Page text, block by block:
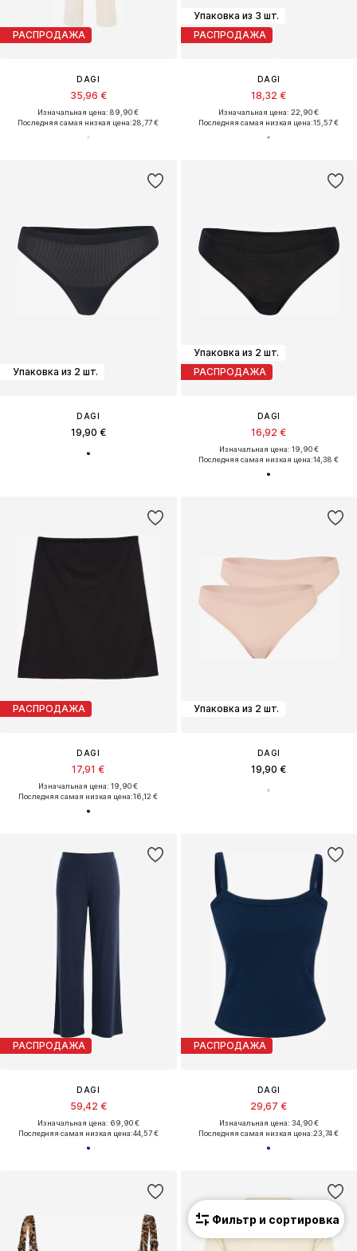
РАСПРОДАЖА
DAGI
35,96 €
Изначальная цена: 89,90 €
Последняя самая низкая цена:28,77 €
Упаковка из 3 шт.
РАСПРОДАЖА
DAGI
18,32 €
Изначальная цена: 22,90 €
Последняя самая низкая цена:15,57 €
Упаковка из 2 шт.
DAGI
19,90 €
Упаковка из 2 шт.
РАСПРОДАЖА
DAGI
16,92 €
Изначальная цена: 19,90 €
Последняя самая низкая цена:14,38 €
РАСПРОДАЖА
DAGI
17,91 €
Изначальная цена: 19,90 €
Последняя самая низкая цена:16,12 €
Упаковка из 2 шт.
DAGI
19,90 €
РАСПРОДАЖА
DAGI
59,42 €
Изначальная цена: 69,90 €
Последняя самая низкая цена:44,57 €
РАСПРОДАЖА
DAGI
29,67 €
Изначальная цена: 34,90 €
Последняя самая низкая цена:23,74 €
Фильтр и сортировка